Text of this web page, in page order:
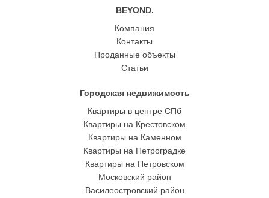
BEYOND.
Компания
Контакты
Проданные объекты
Статьи
Городская недвижимость
Квартиры в центре СПб
Квартиры на Крестовском
Квартиры на Каменном
Квартиры на Петроградке
Квартиры на Петровском
Московский район
Василеостровский район